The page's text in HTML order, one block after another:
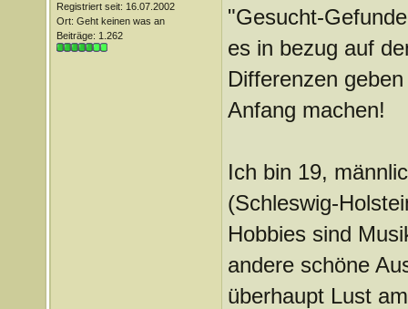
Registriert seit: 16.07.2002
Ort: Geht keinen was an
Beiträge: 1.262
"Gesucht-
es in bezug auf
Differenzen
Anfang machen!
Ich bin 19,
(Schleswig-
Hobbies sind
andere schöne
überhaupt Lust